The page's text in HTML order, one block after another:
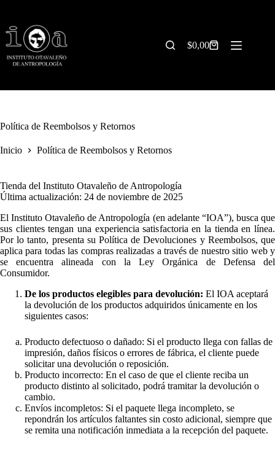
contenido
Carrito
$0,00
Política de Reembolsos y Retornos
Inicio Política de Reembolsos y Retornos
Tienda del Instituto Otavaleño de Antropología
Última actualización: 24 de noviembre de 2025
El Instituto Otavaleño de Antropología (en adelante “IOA”), busca que
sus clientes tengan una experiencia satisfactoria en la tienda en línea.
Por lo tanto, presenta su Política de Devoluciones y Reembolsos, que
aplica para todas las compras realizadas a través de nuestro sitio web y
se encuentra alineada con la Ley Orgánica de Defensa del
Consumidor.
De los productos elegibles para devolución: El IOA aceptará
la devolución de los productos adquiridos únicamente en los
siguientes casos:
Producto defectuoso o dañado: Si el producto llega con fallas de
impresión, daños físicos o errores de fábrica, el cliente puede
solicitar una devolución o reposición.
Producto incorrecto: En el caso de que el cliente reciba un
producto distinto al solicitado, podrá tramitar la devolución o
cambio.
Envíos incompletos: Si el paquete llega incompleto, se
repondrán los artículos faltantes sin costo adicional, siempre que
se remita una notificación inmediata a la recepción del paquete.